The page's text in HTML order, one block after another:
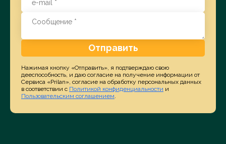
Отправить
Нажимая кнопку «Отправить», я подтверждаю свою
дееспособность, и даю согласие на получение информации от
Сервиса «Prilan», согласие на обработку персональных данных
в соответствии с Политикой конфиденциальности и
Пользовательским соглашением.